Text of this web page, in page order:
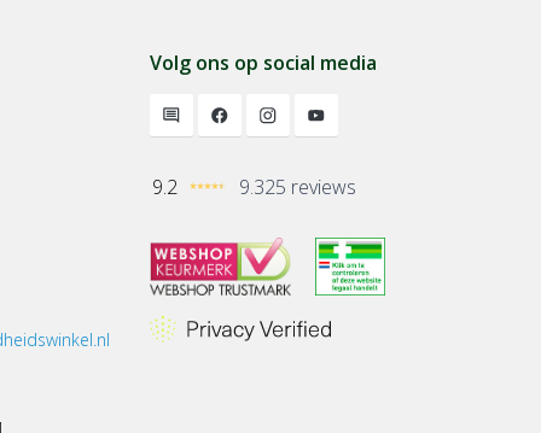
Volg ons op social media
9.2 9.325 reviews